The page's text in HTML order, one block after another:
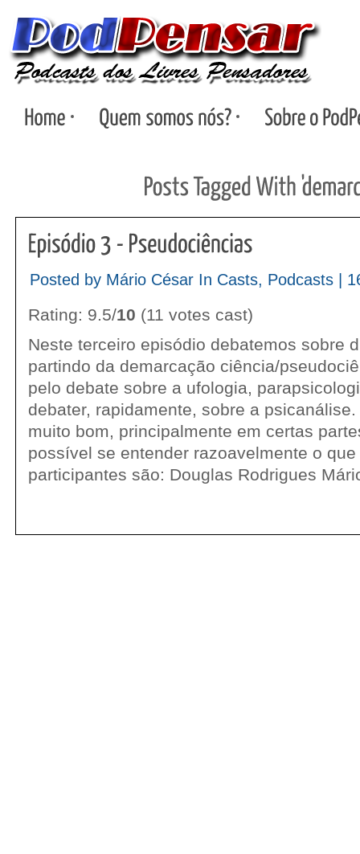
Posted by Mário César In Casts, Podcasts|
Rating: 9.5/10 (11 votes cast)
Neste terceiro episódio debatemos sobre
partindo da demarcação ciência/
pelo debate sobre a ufologia,
debater, rapidamente, sobre a
muito bom, principalmente em certas
possível se entender razoavelmente o
participantes são: Douglas Rodrigues